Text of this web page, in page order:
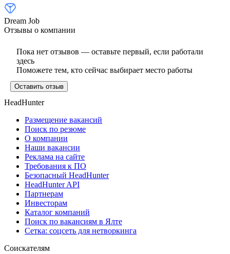
Dream Job
Отзывы о компании
Пока нет отзывов — оставьте первый, если работали
здесь
Поможете тем, кто сейчас выбирает место работы
Оставить отзыв
HeadHunter
Размещение вакансий
Поиск по резюме
О компании
Наши вакансии
Реклама на сайте
Требования к ПО
Безопасный HeadHunter
HeadHunter API
Партнерам
Инвесторам
Каталог компаний
Поиск по вакансиям в Ялте
Сетка: соцсеть для нетворкинга
Соискателям